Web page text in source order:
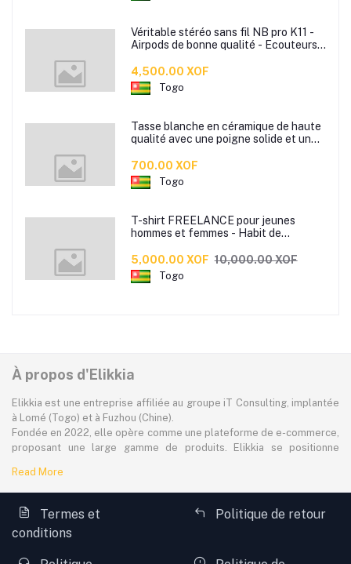
Véritable stéréo sans fil NB pro K11 -
Airpods de bonne qualité - Ecouteurs
4,500.00 XOF
Togo
Tasse blanche en céramique de haute
qualité avec une poigne solide et un
votre café ou the.
700.00 XOF
Togo
T-shirt FREELANCE pour jeunes
hommes et femmes - Habit de
disponible en 3 couleurs
5,000.00 XOF 10,000.00 XOF
Togo
À propos d'Elikkia
Elikkia est une entreprise affiliée au groupe iT Consulting, implantée
à Lomé (Togo) et à Fuzhou (Chine).
Fondée en 2022, elle opère comme une plateforme de e-commerce,
proposant une large gamme de produits. Elikkia se positionne
offrant à la fois la possibilité d'acheter localement et directement
depuis la Chine.
La plateforme dessert à plus de 80% le marché africain
francophone, avec une attention particulière portée à l'accessibilité,
aux réalités locales et aux besoins spécifiques des consommateurs.
Read More
Termes et
conditions
Politique de retour